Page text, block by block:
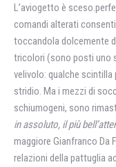
L’aviogetto è
comandi alterati
toccandola dolcemente
tricolori (sono posti uno
velivolo: qualche
stridio. Ma i mezzi di
schiumogeni, sono
in assoluto, il più
maggiore Gianfranco Da
relazioni della pattuglia